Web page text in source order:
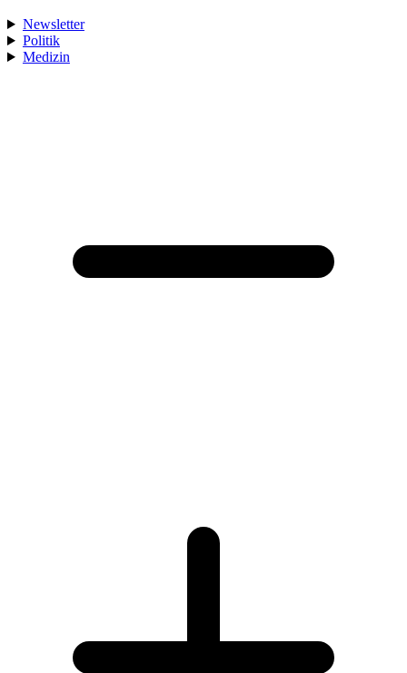
Newsletter
Politik
Medizin